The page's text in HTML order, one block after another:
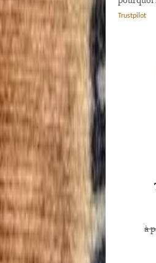
Trustpilot
à